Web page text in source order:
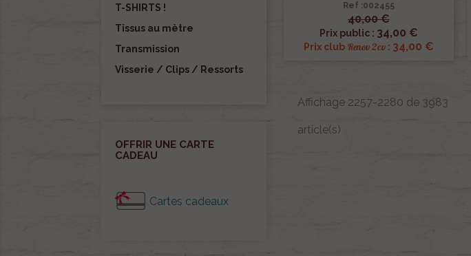
T-SHIRTS !
Tissus au mètre
Transmission
Visserie / Clips / Ressorts
OFFRIR UNE CARTE
CADEAU
Cartes cadeaux
Ref :002455
40,00 €
Prix public : 34,00 €
Prix club Renov 2cv : 34,00 €
 Aperçu rapide
Affichage 2257-2280 de 3983
article(s)